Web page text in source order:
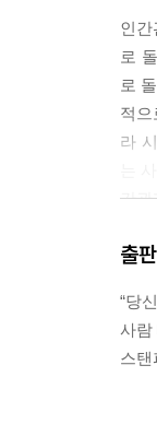
인
로
로
적
라
간관
다.
정말
어.
출
“당
사람
스